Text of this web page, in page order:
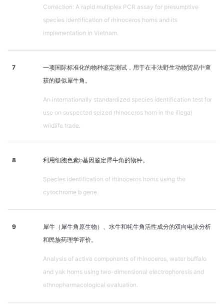
Correction: A rapid multiplex PCR assay for presumptive
species identification of rhinoceros horns and its
implementation in Vietnam.
7
一项国际标准化的物种鉴定测试，用于在非法野生动物贸易中查
获的疑似犀牛角。
An internationally standardized species identification test for
use on suspected seized rhinoceros horn in the illegal
wildlife trade.
8 利用细胞色素b基因鉴定犀牛角的物种。
Species identification of rhinoceros horns using the
cytochrome b gene.
9
犀牛（犀牛角原生物）、水牛和牦牛角活性成分的双向电泳分析
和民族药理学评价。
Analysis of active components of rhinoceros, water buffalo
and yak horns using two-dimensional electrophoresis and
ethnopharmacological evaluation.